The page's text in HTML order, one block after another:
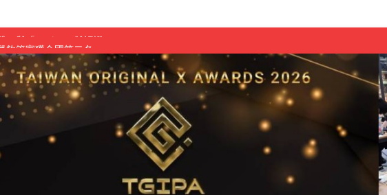
飲管家獲全國第二名
與青年學子溫馨對談 傳遞品格與智慧力量
生蛻變成金融新星
燃爆傳統與現代
遊戲大賞雙佳作
專廣播詞競賽英文組佳作